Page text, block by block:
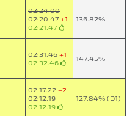
02:24.00
02:20.47 +1
02:21.47
136.82%
02:31.46 +1
02:32.46
147.45%
02:17.22 +2
02:12.19
02:12.19
127.84% (D1)